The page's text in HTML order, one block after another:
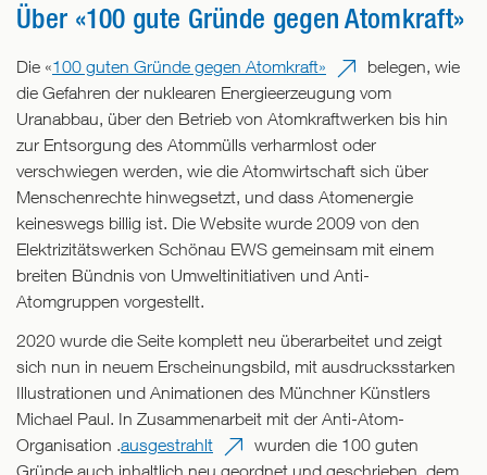
Über «100 gute Gründe gegen Atomkraft»
Die «100 guten Gründe gegen Atomkraft»
belegen, wie
die Gefahren der nuklearen Energie­erzeugung vom
Uranabbau, über den Betrieb von Atomkraftwerken bis hin
zur Entsorgung des Atommülls verharmlost oder
verschwiegen werden, wie die Atomwirtschaft sich über
Menschenrechte hinwegsetzt, und dass Atomenergie
keineswegs billig ist. Die Website wurde 2009 von den
Elektrizitätswerken Schönau EWS gemeinsam mit einem
breiten Bündnis von Umweltinitiativen und Anti-
Atomgruppen vorgestellt.
2020 wurde die Seite komplett neu überarbeitet und zeigt
sich nun in neuem Erscheinungsbild, mit ausdrucksstarken
Illustrationen und Animationen des Münchner Künstlers
Michael Paul. In Zusammenarbeit mit der Anti-Atom-
Organisation .ausgestrahlt
wurden die 100 guten
Gründe auch inhaltlich neu geordnet und geschrieben, dem